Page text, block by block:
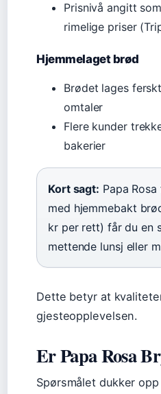
Prisnivå angitt
rimelige priser
Hjemmelaget brød
Brødet lages
omtaler
Flere kunder
bakerier
Kort sagt: Papa
med hjemmebakt
kr per rett) får du en
mettende lunsj eller
Dette betyr at
gjesteopplevelsen.
Er Papa Rosa
Spørsmålet dukker